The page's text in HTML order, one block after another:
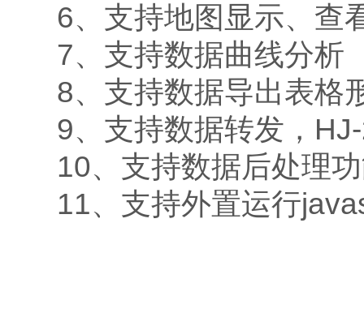
6、支持地图显示、查
7、支持数据曲线分析
8、支持数据导出表格
9、支持数据转发，
10、支持数据后处理
11、支持外置运行